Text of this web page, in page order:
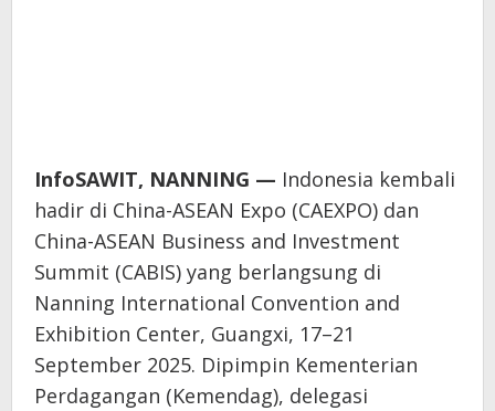
InfoSAWIT, NANNING — Indonesia kembali
hadir di China-ASEAN Expo (CAEXPO) dan
China-ASEAN Business and Investment
Summit (CABIS) yang berlangsung di
Nanning International Convention and
Exhibition Center, Guangxi, 17–21
September 2025. Dipimpin Kementerian
Perdagangan (Kemendag), delegasi